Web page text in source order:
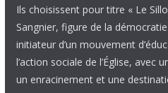
Ils choisissent pour titre « Le
Sangnier, figure de la
initiateur d’un mouvement
l’action sociale de l’Église, avec
un enracinement et une